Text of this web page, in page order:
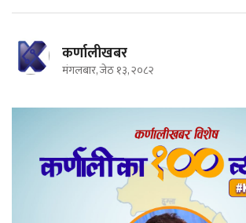
कर्णालीखबर
मंगलबार, जेठ १३, २०८२